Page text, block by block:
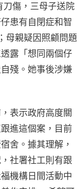
傷，三母子送院
患有自閉症和智
母親疑因照顧問題
露「想同兩個仔
殘。她事後涉嫌
表示政府高度關
進這個案，目前
舍。據其理解，
社署社工則有跟
機構日間活動中